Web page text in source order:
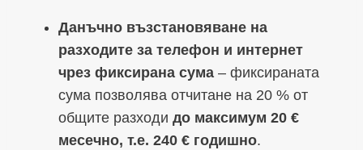
Данъчно възстановяване на
разходите за телефон и интернет
чрез фиксирана сума – фиксираната
сума позволява отчитане на 20 % от
общите разходи до максимум 20 €
месечно, т.е. 240 € годишно.